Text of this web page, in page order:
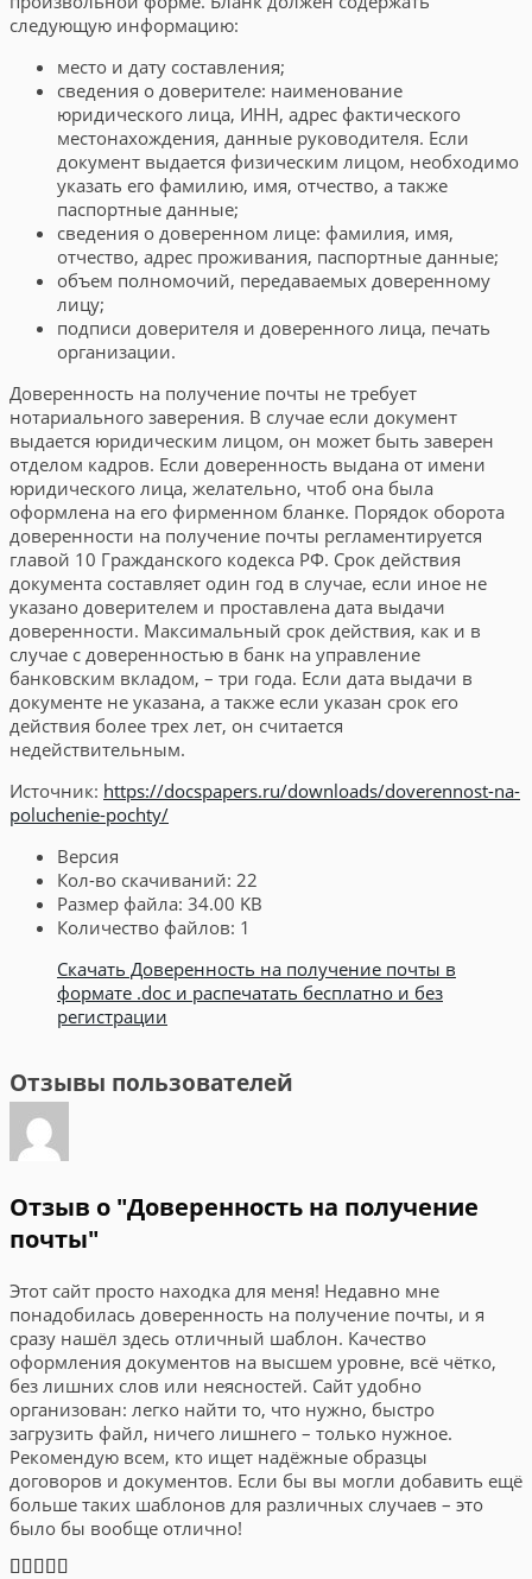
следующую информацию:
место и дату составления;
сведения о доверителе: наименование
юридического лица, ИНН, адрес фактического
местонахождения, данные руководителя. Если
документ выдается физическим лицом, необходимо
указать его фамилию, имя, отчество, а также
паспортные данные;
сведения о доверенном лице: фамилия, имя,
отчество, адрес проживания, паспортные данные;
объем полномочий, передаваемых доверенному
лицу;
подписи доверителя и доверенного лица, печать
организации.
Доверенность на получение почты не требует
нотариального заверения. В случае если документ
выдается юридическим лицом, он может быть заверен
отделом кадров. Если доверенность выдана от имени
юридического лица, желательно, чтоб она была
оформлена на его фирменном бланке. Порядок оборота
доверенности на получение почты регламентируется
главой 10 Гражданского кодекса РФ. Срок действия
документа составляет один год в случае, если иное не
указано доверителем и проставлена дата выдачи
доверенности. Максимальный срок действия, как и в
случае с доверенностью в банк на управление
банковским вкладом, – три года. Если дата выдачи в
документе не указана, а также если указан срок его
действия более трех лет, он считается
недействительным.
Источник: https://docspapers.ru/downloads/doverennost-na-
poluchenie-pochty/
Версия
Кол-во скачиваний: 22
Размер файла: 34.00 KB
Количество файлов: 1
Скачать Доверенность на получение почты в
формате .doc и распечатать бесплатно и без
регистрации
Отзывы пользователей
Отзыв о "Доверенность на получение
почты"
Этот сайт просто находка для меня! Недавно мне
понадобилась доверенность на получение почты, и я
сразу нашёл здесь отличный шаблон. Качество
оформления документов на высшем уровне, всё чётко,
без лишних слов или неясностей. Сайт удобно
организован: легко найти то, что нужно, быстро
загрузить файл, ничего лишнего – только нужное.
Рекомендую всем, кто ищет надёжные образцы
договоров и документов. Если бы вы могли добавить ещё
больше таких шаблонов для различных случаев – это
было бы вообще отлично!